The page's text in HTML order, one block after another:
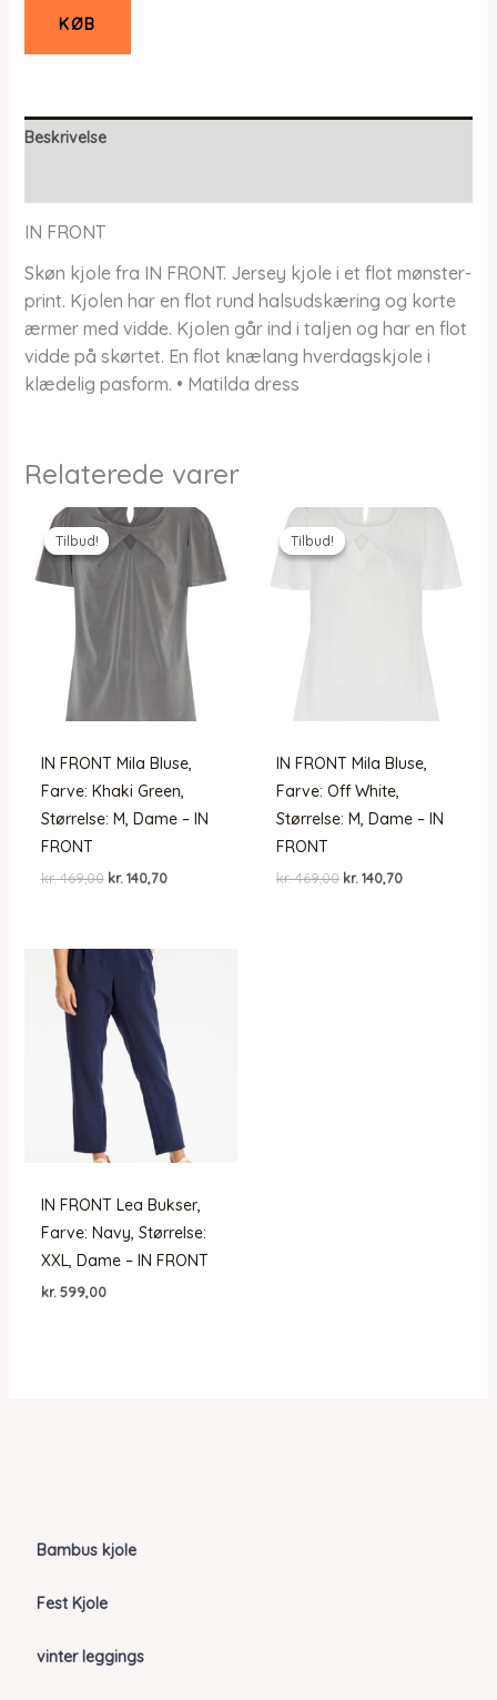
Bambus kjole
Fest Kjole
vinter leggings
KØB
Beskrivelse
IN FRONT
Skøn kjole fra IN FRONT. Jersey kjole i et flot mønster-
print. Kjolen har en flot rund halsudskæring og korte
ærmer med vidde. Kjolen går ind i taljen og har en flot
vidde på skørtet. En flot knælang hverdagskjole i
klædelig pasform. • Matilda dress
Relaterede varer
Tilbud!
Tilbud!
IN FRONT Mila Bluse,
Farve: Khaki Green,
Størrelse: M, Dame – IN
FRONT
kr.469,00 Den
kr. 469,00.
kr. 140,70Den
Tilbud!
Tilbud!
IN FRONT Mila Bluse,
Farve: Off White,
Størrelse: M, Dame – IN
FRONT
kr.469,00 Den
kr. 140,70Den
IN FRONT Lea Bukser,
Farve: Navy, Størrelse:
XXL, Dame – IN FRONT
kr. 599,00